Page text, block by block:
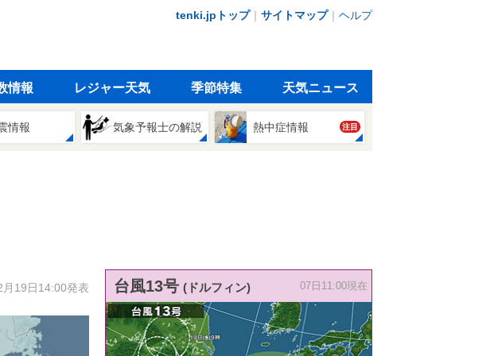
tenki.jpトップ｜ サイトマップ｜ ヘルプ
情報 レジャー天気 季節特集 天気ニュース
情報 気象予報士の解説 熱中症情報 注目
19日14:00発表 台風13号 (ドルフィン) 07日11:00現在